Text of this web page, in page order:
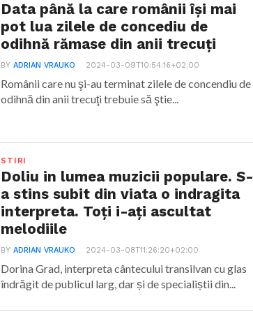
Data până la care românii îşi mai
pot lua zilele de concediu de
odihnă rămase din anii trecuţi
BYADRIAN VRAUKO 2024-03-09T10:54:16+02:00
Românii care nu şi-au terminat zilele de concendiu de
odihnă din anii trecuţi trebuie să ştie...
STIRI
Doliu in lumea muzicii populare. S-
a stins subit din viata o indragita
interpreta. Toți i-ați ascultat
melodiile
BYADRIAN VRAUKO 2024-03-08T11:26:20+02:00
Dorina Grad, interpreta cântecului transilvan cu glas
îndrăgit de publicul larg, dar și de specialiștii din...